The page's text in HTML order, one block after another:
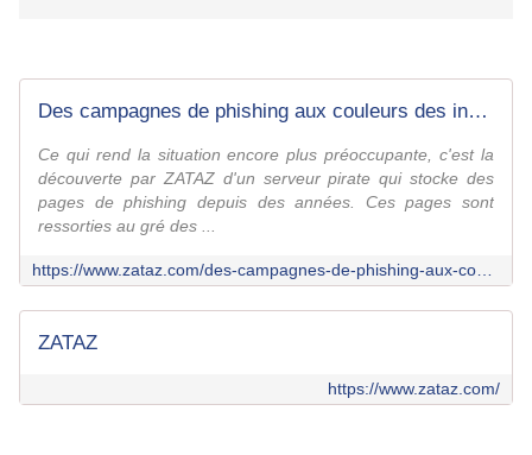
Des campagnes de phishing aux couleurs des institutions françaises
Ce qui rend la situation encore plus préoccupante, c'est la
découverte par ZATAZ d'un serveur pirate qui stocke des
pages de phishing depuis des années. Ces pages sont
ressorties au gré des ...
ZATAZ
https://www.zataz.com/